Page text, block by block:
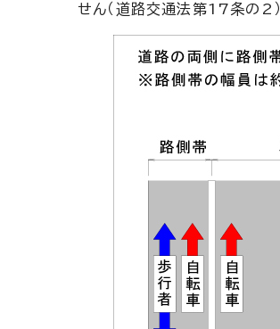
せん（道路交通法第17条の2）